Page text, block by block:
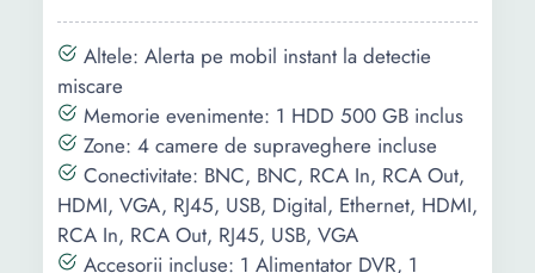
Senzor
imagine:
1/2.7" HDIS CMOS
Sistem video:
Altele: Alerta pe mobil instant la detectie
miscare
Memorie evenimente: 1 HDD 500 GB inclus
Zone: 4 camere de supraveghere incluse
Conectivitate: BNC, BNC, RCA In, RCA Out,
HDMI, VGA, RJ45, USB, Digital, Ethernet, HDMI,
RCA In, RCA Out, RJ45, USB, VGA
Accesorii incluse: 1 Alimentator DVR, 1